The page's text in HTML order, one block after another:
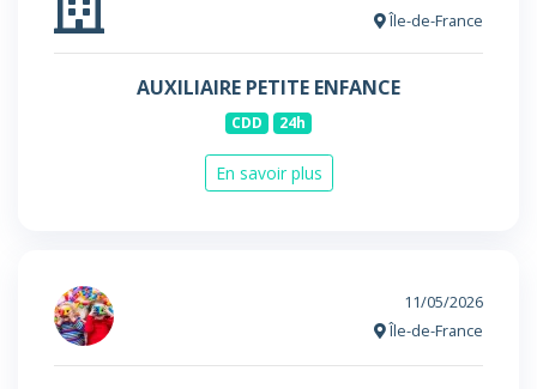
Île-de-France
AUXILIAIRE PETITE ENFANCE
CDD 24h
En savoir plus
11/05/2026
Île-de-France